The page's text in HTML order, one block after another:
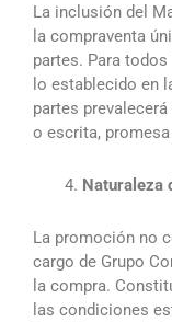
La inclusión del
la compraventa
partes. Para
lo establecido en
partes
o escrita,
Naturaleza
La promoción no
cargo de Grupo
la compra.
las condiciones